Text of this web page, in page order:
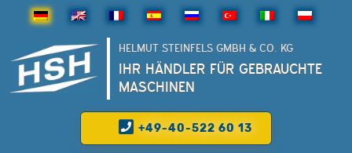
HELMUT STEINFELS GMBH & CO. KG
IHR HÄNDLER FÜR GEBRAUCHTE
MASCHINEN
+49-40-522 60 13